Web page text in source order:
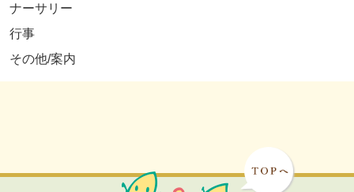
ナーサリー
行事
その他/案内